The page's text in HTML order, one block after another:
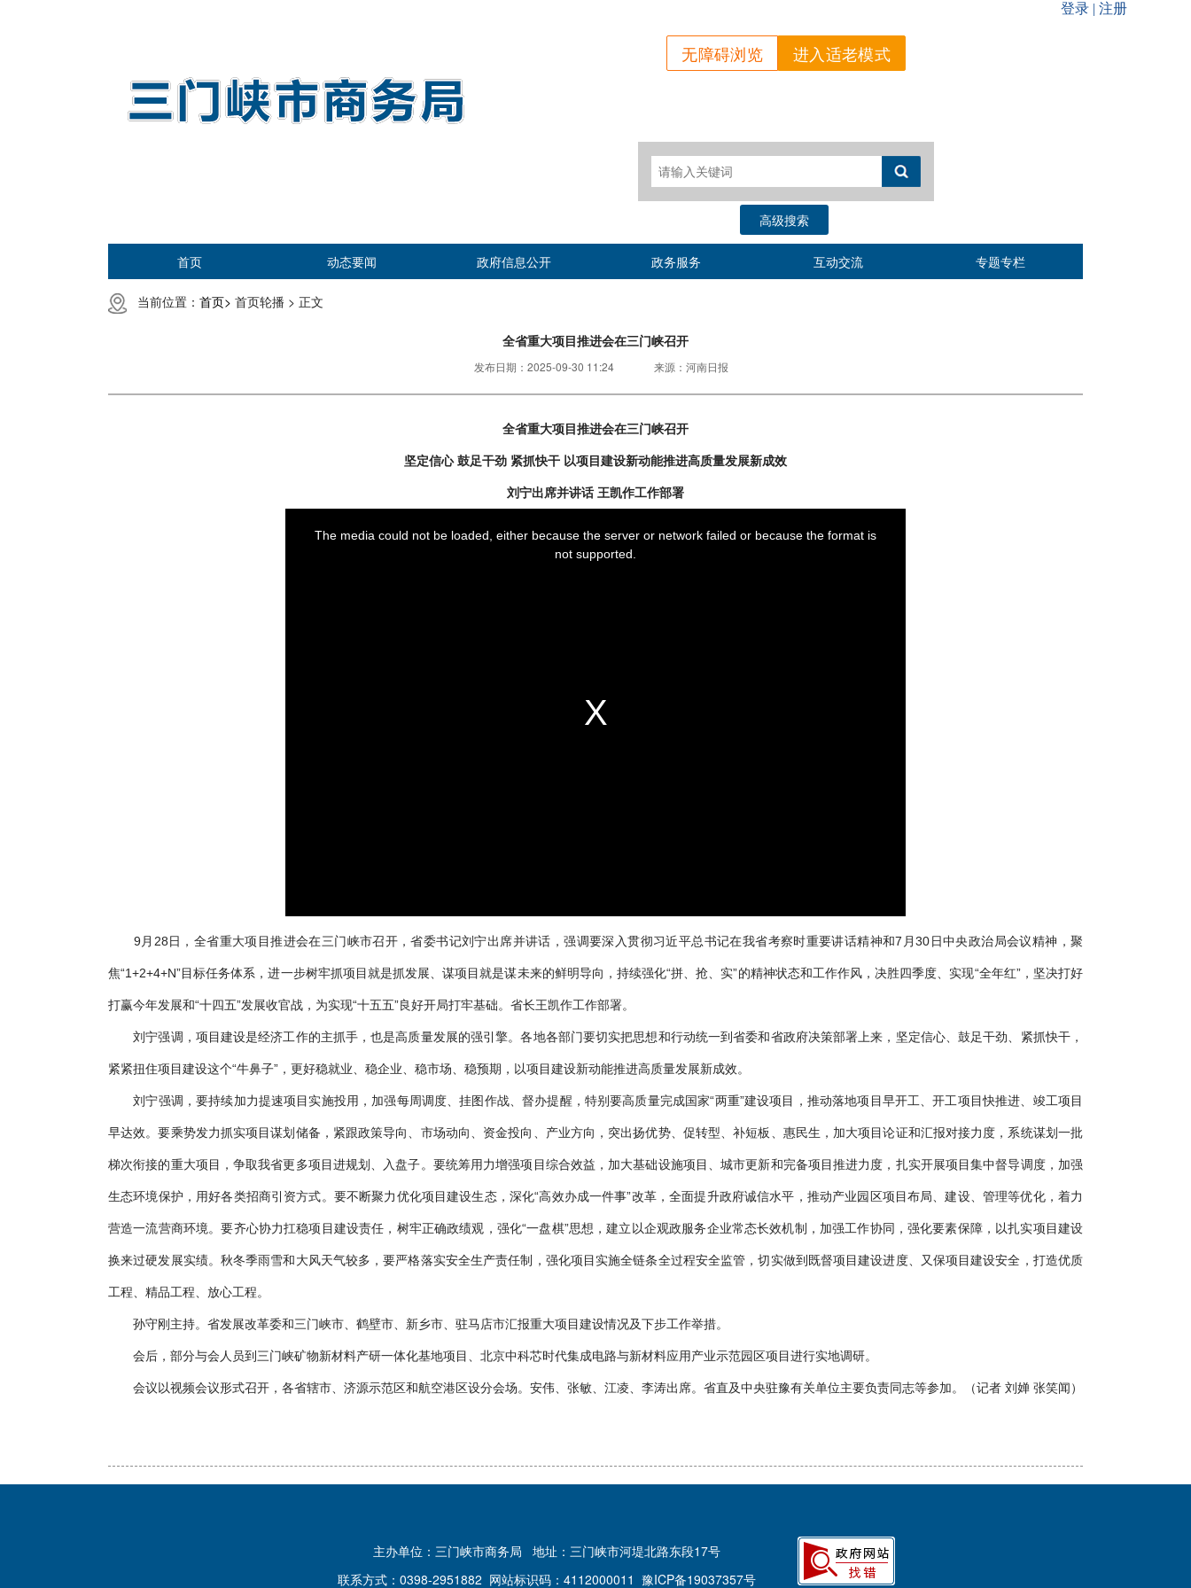
无障碍浏览 进入适老模式
高级搜索
首页 动态要闻 政府信息公开 政务服务 互动交流 专题专栏
当前位置： 首页> 首页轮播 > 正文
全省重大项目推进会在三门峡召开
发布日期： 2025-09-30 11:24 来源： 河南日报
全省重大项目推进会在三门峡召开
坚定信心 鼓足干劲 紧抓快干 以项目建设新动能推进高质量发展新成效
刘宁出席并讲话 王凯作工作部署
9月28日，全省重大项目推进会在三门峡市召开，省委书记刘宁出席并讲话，强调要深入贯彻习近平总书记在我省考察时重要讲话精神和7月30日中央政治局会议精神，聚
焦“1+2+4+N”目标任务体系，进一步树牢抓项目就是抓发展、谋项目就是谋未来的鲜明导向，持续强化“拼、抢、实”的精神状态和工作作风，决胜四季度、实现“全年红”，坚决打好
打赢今年发展和“十四五”发展收官战，为实现“十五五”良好开局打牢基础。省长王凯作工作部署。
刘宁强调，项目建设是经济工作的主抓手，也是高质量发展的强引擎。各地各部门要切实把思想和行动统一到省委和省政府决策部署上来，坚定信心、鼓足干劲、紧抓快干，
紧紧扭住项目建设这个“牛鼻子”，更好稳就业、稳企业、稳市场、稳预期，以项目建设新动能推进高质量发展新成效。
刘宁强调，要持续加力提速项目实施投用，加强每周调度、挂图作战、督办提醒，特别要高质量完成国家“两重”建设项目，推动落地项目早开工、开工项目快推进、竣工项目
早达效。要乘势发力抓实项目谋划储备，紧跟政策导向、市场动向、资金投向、产业方向，突出扬优势、促转型、补短板、惠民生，加大项目论证和汇报对接力度，系统谋划一批
梯次衔接的重大项目，争取我省更多项目进规划、入盘子。要统筹用力增强项目综合效益，加大基础设施项目、城市更新和完备项目推进力度，扎实开展项目集中督导调度，加强
生态环境保护，用好各类招商引资方式。要不断聚力优化项目建设生态，深化“高效办成一件事”改革，全面提升政府诚信水平，推动产业园区项目布局、建设、管理等优化，着力
营造一流营商环境。要齐心协力扛稳项目建设责任，树牢正确政绩观，强化“一盘棋”思想，建立以企观政服务企业常态长效机制，加强工作协同，强化要素保障，以扎实项目建设
换来过硬发展实绩。秋冬季雨雪和大风天气较多，要严格落实安全生产责任制，强化项目实施全链条全过程安全监管，切实做到既督项目建设进度、又保项目建设安全，打造优质
工程、精品工程、放心工程。
孙守刚主持。省发展改革委和三门峡市、鹤壁市、新乡市、驻马店市汇报重大项目建设情况及下步工作举措。
会后，部分与会人员到三门峡矿物新材料产研一体化基地项目、北京中科芯时代集成电路与新材料应用产业示范园区项目进行实地调研。
会议以视频会议形式召开，各省辖市、济源示范区和航空港区设分会场。安伟、张敏、江凌、李涛出席。省直及中央驻豫有关单位主要负责同志等参加。（记者 刘婵 张笑闻）
主办单位：三门峡市商务局
地址：三门峡市河堤北路东段17号
联系方式：0398-2951882 网站标识码：4112000011 豫ICP备19037357号